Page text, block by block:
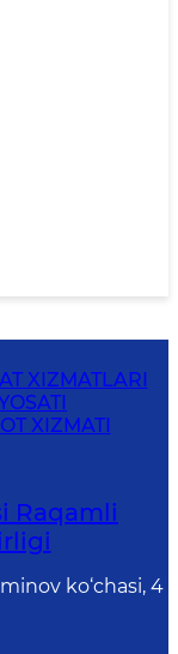
XIZMATLARI
XIZMATI
Raqamli
ko‘chasi, 4